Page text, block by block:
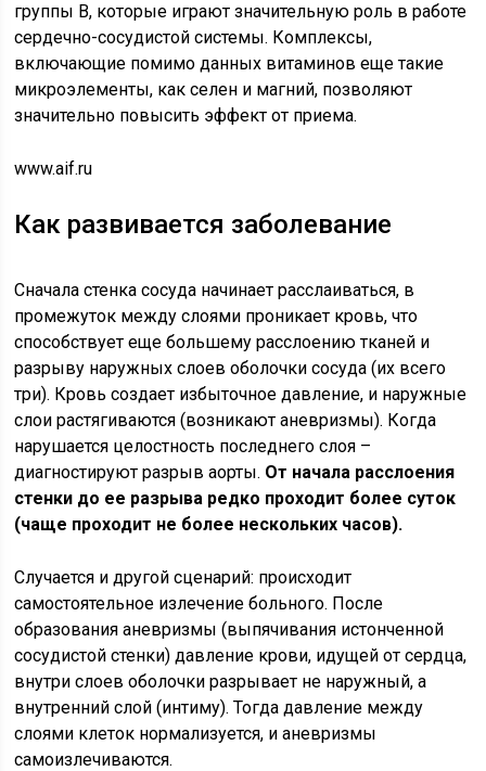
группы В, которые играют значительную роль в работе
сердечно-сосудистой системы. Комплексы,
включающие помимо данных витаминов еще такие
микроэлементы, как селен и магний, позволяют
значительно повысить эффект от приема.
www.aif.ru
Как развивается заболевание
Сначала стенка сосуда начинает расслаиваться, в
промежуток между слоями проникает кровь, что
способствует еще большему расслоению тканей и
разрыву наружных слоев оболочки сосуда (их всего
три). Кровь создает избыточное давление, и наружные
слои растягиваются (возникают аневризмы). Когда
нарушается целостность последнего слоя –
диагностируют разрыв аорты. От начала расслоения
стенки до ее разрыва редко проходит более суток
(чаще проходит не более нескольких часов).
Случается и другой сценарий: происходит
самостоятельное излечение больного. После
образования аневризмы (выпячивания истонченной
сосудистой стенки) давление крови, идущей от сердца,
внутри слоев оболочки разрывает не наружный, а
внутренний слой (интиму). Тогда давление между
слоями клеток нормализуется, и аневризмы
самоизлечиваются.